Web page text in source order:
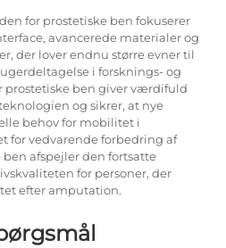
for prostetiske ben fokuserer
avancerede materialer og
der lover endnu større evner til
i forsknings- og
prostetiske ben giver værdifuld
og sikrer, at nye
behov for mobilitet i
for vedvarende forbedring af
afspejler den fortsatte
for personer, der
efter amputation.